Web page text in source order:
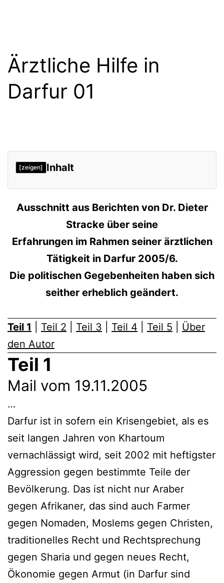
Ärztliche Hilfe in
Darfur 01
[zeigen] Inhalt
Teil 1
Mail vom 19.11.2005
Ausschnitt aus Berichten von Dr. Dieter
Stracke über seine
Erfahrungen im Rahmen seiner ärztlichen
Tätigkeit in Darfur 2005/6.
Die politischen Gegebenheiten haben sich
seither erheblich geändert.
Teil 1 Teil 2 Teil 3 Teil 4 Teil 5
Über
den Autor
Teil 1
Mail vom 19.11.2005
…
Darfur ist in sofern ein Krisengebiet, als es
seit langen Jahren von Khartoum
vernachlässigt wird, seit 2002 mit heftigster
Aggression gegen bestimmte Teile der
Bevölkerung. Das ist nicht nur Araber
gegen Afrikaner, das sind auch Farmer
gegen Nomaden, Moslems gegen Christen,
traditionelles Recht und Rechtsprechung
gegen Sharia und gegen neues Recht,
Ökonomie gegen Armut (in Darfur sind